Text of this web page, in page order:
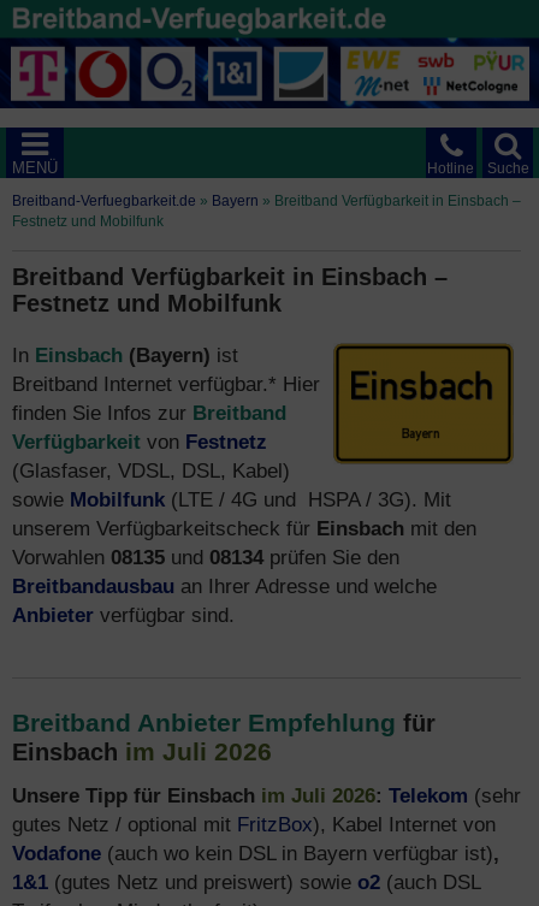
Suche
Hotline
MENÜ
Breitband-Verfuegbarkeit.de » Bayern » Breitband Verfügbarkeit in Einsbach –
Festnetz und Mobilfunk
Breitband Verfügbarkeit in Einsbach –
Festnetz und Mobilfunk
In Einsbach (Bayern) ist
Breitband Internet verfügbar.* Hier
finden Sie Infos zur Breitband
Verfügbarkeit von Festnetz
(Glasfaser, VDSL, DSL, Kabel)
sowie Mobilfunk (LTE / 4G und HSPA / 3G). Mit
unserem Verfügbarkeitscheck für Einsbach mit den
Vorwahlen 08135 und 08134 prüfen Sie den
Breitbandausbau an Ihrer Adresse und welche
Anbieter verfügbar sind.
Breitband Anbieter Empfehlung für
Einsbach im Juli 2026
Unsere Tipp für Einsbach im Juli 2026: Telekom (sehr
gutes Netz / optional mit FritzBox), Kabel Internet von
Vodafone (auch wo kein DSL in Bayern verfügbar ist),
1&1 (gutes Netz und preiswert) sowie o2 (auch DSL